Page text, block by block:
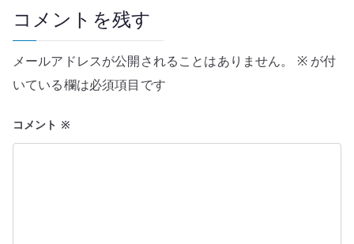
ー
シ
ョ
ン
コメントを残す
メールアドレスが公開されることはありません。 ※が付
いている欄は必須項目です
コメント ※